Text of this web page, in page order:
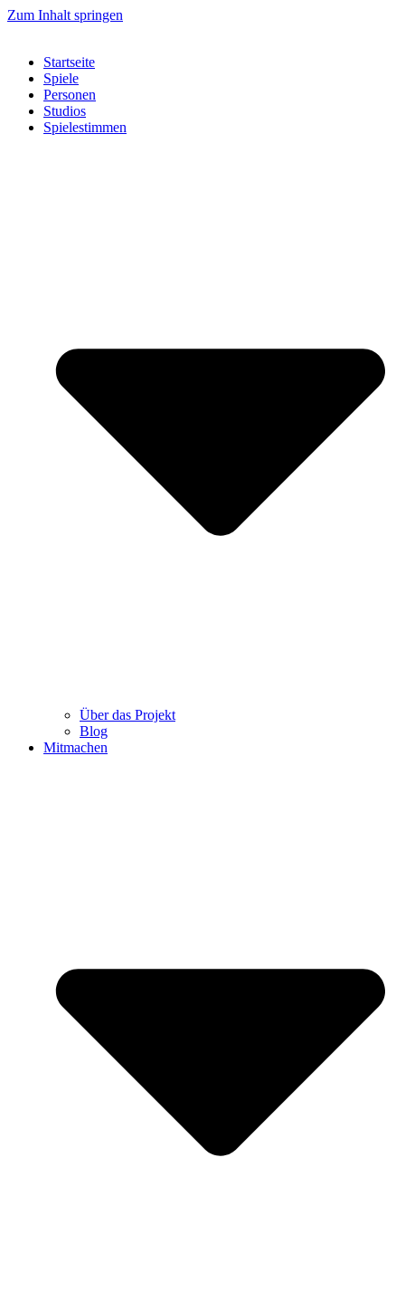
Zum Inhalt springen
Startseite
Spiele
Personen
Studios
Spielestimmen
Über das Projekt
Blog
Mitmachen